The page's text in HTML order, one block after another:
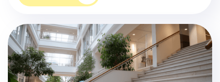
Blog post thumbnail